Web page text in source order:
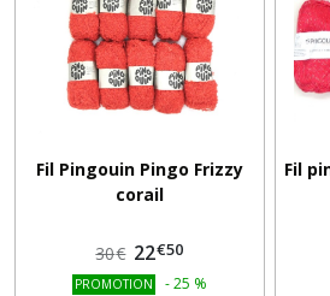
Fil Pingouin Pingo Frizzy
corail
30€ 22€50
PROMOTION -25 %
Fil